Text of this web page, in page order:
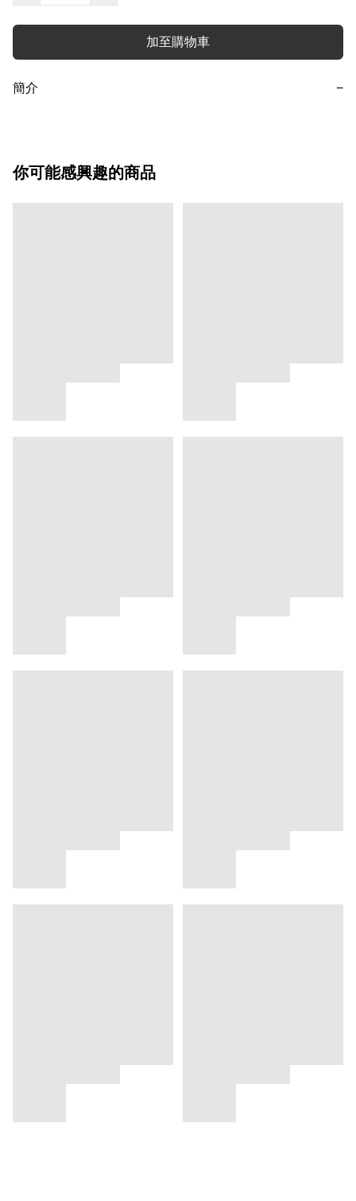
加至購物車
簡介 −
你可能感興趣的商品